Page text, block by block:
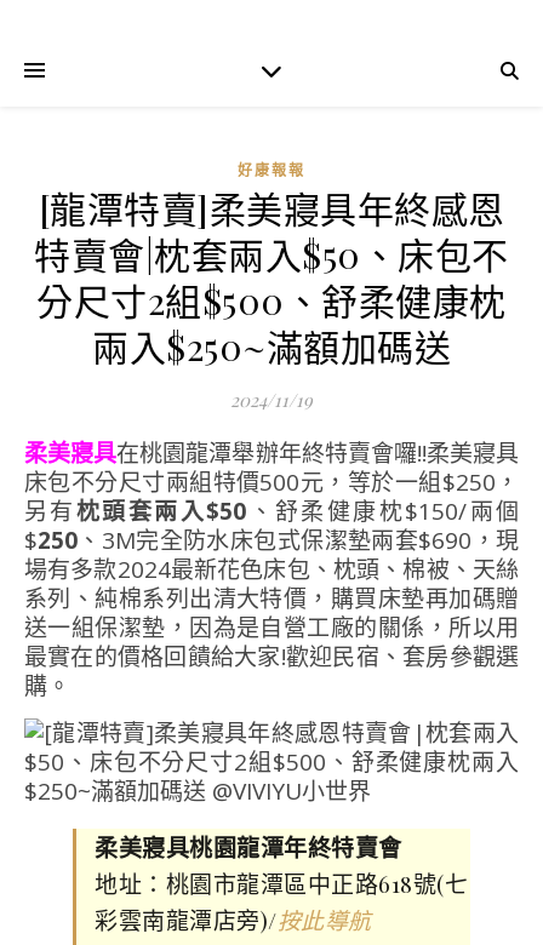
好康報報
[龍潭特賣]柔美寢具年終感恩
特賣會|枕套兩入$50、床包不
分尺寸2組$500、舒柔健康枕
兩入$250~滿額加碼送
2024/11/19
柔美寢具在桃園龍潭舉辦年終特賣會囉!!柔美寢具
床包不分尺寸兩組特價500元，等於一組$250，
另有枕頭套兩入$50 、舒柔健康枕$150/兩個
$250 、3M完全防水床包式保潔墊兩套$690，現
場有多款2024最新花色床包、枕頭、棉被、天絲
系列、純棉系列出清大特價，購買床墊再加碼贈
送一組保潔墊，因為是自營工廠的關係，所以用
最實在的價格回饋給大家!歡迎民宿、套房參觀選
購。
柔美寢具桃園龍潭年終特賣會
地址：桃園市龍潭區中正路618號(七
彩雲南龍潭店旁)/按此導航